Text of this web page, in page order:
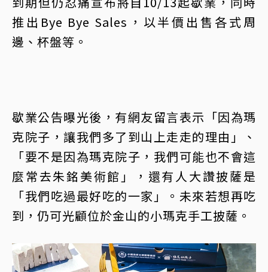
推出Bye Bye Sales，以半價出售各式周
邊、杯盤等。
歇業公告曝光後，有網友留言表示「因為瑪
克院子，讓我們多了到山上走走的理由」、
「要不是因為瑪克院子，我們可能也不會這
麼常去朱銘美術館」，還有人大讚披薩是
「我們吃過最好吃的一家」。未來若想再吃
到，仍可光顧位於金山的小瑪克手工披薩。